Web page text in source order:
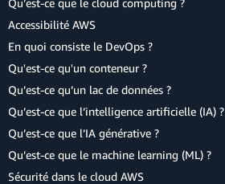
Qu’est-ce que le cloud computing ?
Accessibilité AWS
En quoi consiste le DevOps ?
Qu'est-ce qu'un conteneur ?
Qu’est-ce qu’un lac de données ?
Qu’est-ce que l’intelligence artificielle (IA) ?
Qu’est-ce que l’IA générative ?
Qu’est-ce que le machine learning (ML) ?
Sécurité dans le cloud AWS